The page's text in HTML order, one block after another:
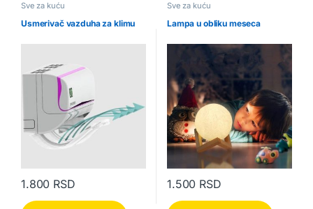
Sve za kuću
Usmerivač vazduha za klimu
1.800 RSD
Sve za kuću
Lampa u obliku meseca
1.500 RSD